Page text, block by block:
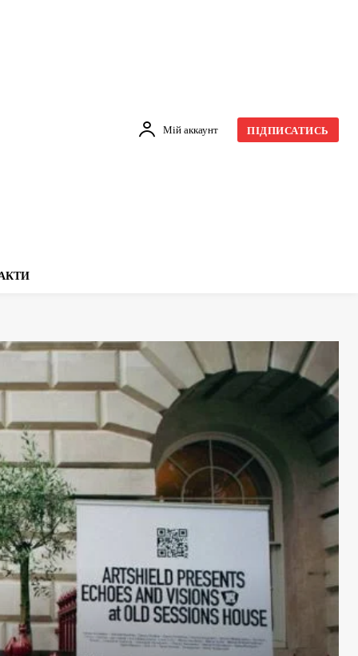
Мій аккаунт ПІДПИСАТИСЬ